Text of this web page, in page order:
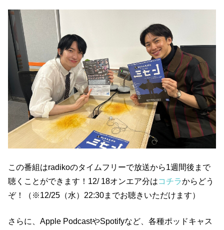
この番組はradikoのタイムフリーで放送から1週間後まで
聴くことができます！12/ 18オンエア分はコチラからどう
ぞ！（※12/25（水）22:30までお聴きいただけます）
さらに、Apple PodcastやSpotifyなど、各種ポッドキャス